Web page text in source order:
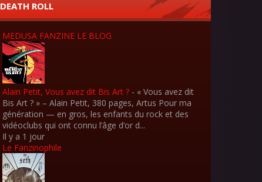
DEATH ROLL
MEDUSA FANZINE LE BLOG
Alain Petit, Vous avez dit Bis Art ? - « Vous avez dit
Bis Art ? » – Alain Petit, 380 pages, Artus Pour ma
génération — en gros, les enfants du rock et des
vidéoclubs qui ont connu l’âge d’or d...
Il y a 1 jour
Le Fanzinophile